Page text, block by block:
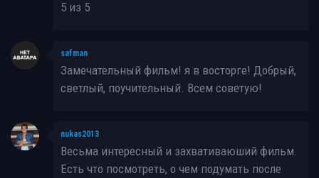
5 из 5
safman
Замечательный фильм! я в восторге! Добрый,
светлый, поучительный. Всем советую!
nukas2013
Весьма интересный и захвативаюший фильм.
Есть что посмотреть, о чeм подумать после